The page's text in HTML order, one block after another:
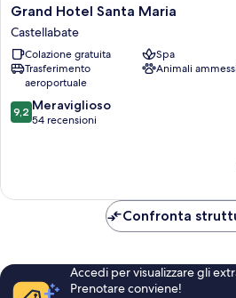
Grand
Hotel
Santa
Maria
Castellabate
Grand Hotel Santa Maria
Castellabate
Colazione gratuita
Spa
Trasferimento
aeroportuale
Animali ammessi
9.2
su
9,2 Meraviglioso
54 recensioni
Confronta
Accedi per visualizzare gli
Prenotare conviene!